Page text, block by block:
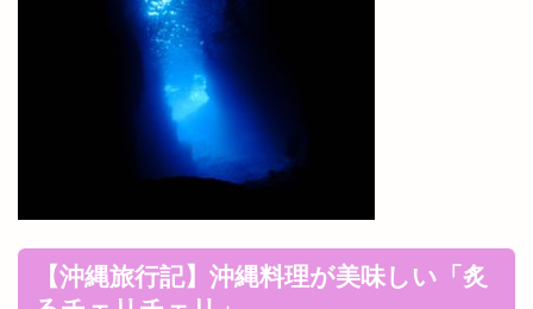
【沖縄旅行記】沖縄料理が美味しい「 炙